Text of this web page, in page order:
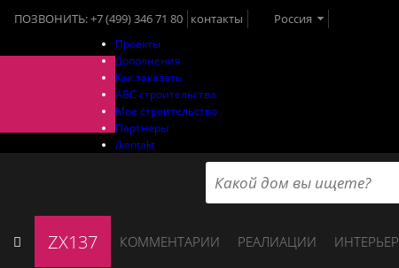
ПОЗВОНИТЬ:+7 (499) 346 71 80 контакты Россия
Проекты
Дополнения
Как заказать
ABC строительства
Мое строительство
Партнеры
/kontakt
ZX137 КОММЕНТАРИИ РЕАЛИАЦИИ ИНТЕРЬЕР